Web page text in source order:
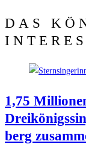
DAS
1,75
berg